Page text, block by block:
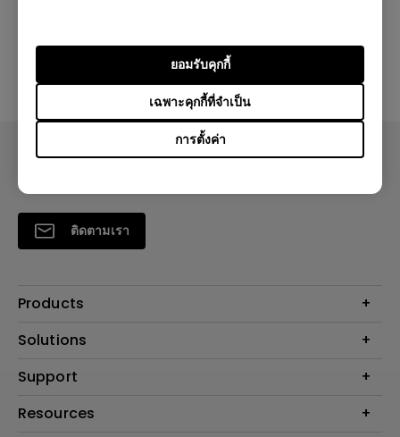
การตั้งค่า
เฉพาะคุกกี้ที่จำเป็น
ยอมรับคุกกี้
ติดตามเรา
Products
โปรเจคเตอร์
โคมไฟ
Solutions
BenQ AQCOLOR Technology
Support
ติดต่อเรา
Resources